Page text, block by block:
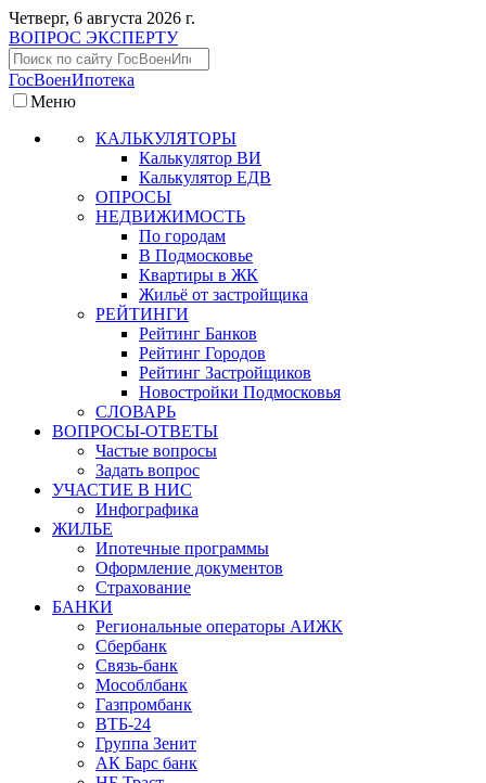
Четверг, 6 августа 2026 г.
ВОПРОС ЭКСПЕРТУ
ГосВоенИпотека
Меню
КАЛЬКУЛЯТОРЫ
Калькулятор ВИ
Калькулятор ЕДВ
ОПРОСЫ
НЕДВИЖИМОСТЬ
По городам
В Подмосковье
Квартиры в ЖК
Жильё от застройщика
РЕЙТИНГИ
Рейтинг Банков
Рейтинг Городов
Рейтинг Застройщиков
Новостройки Подмосковья
СЛОВАРЬ
ВОПРОСЫ-ОТВЕТЫ
Частые вопросы
Задать вопрос
УЧАСТИЕ В НИС
Инфографика
ЖИЛЬЕ
Ипотечные программы
Оформление документов
Страхование
БАНКИ
Региональные операторы АИЖК
Сбербанк
Связь-банк
Мособлбанк
Газпромбанк
ВТБ-24
Группа Зенит
АК Барс банк